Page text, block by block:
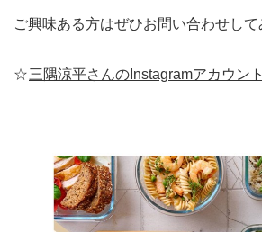
ご興味ある方はぜひお問い合わせし
☆三隅涼平さんのInstagramアカウント